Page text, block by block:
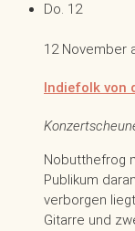
Do. 12
12 November
Indiefolk von
Nobutthefrog
Publikum
verborgen
Gitarre und